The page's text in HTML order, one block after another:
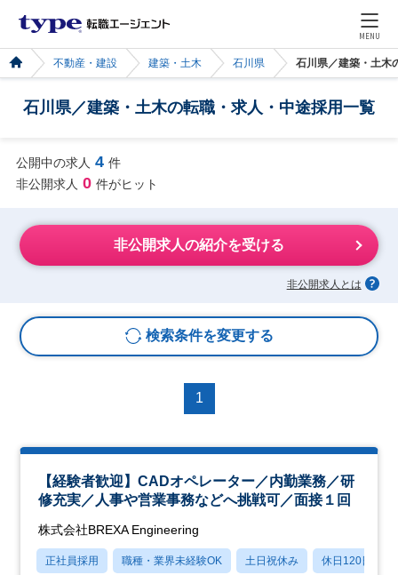
MENU
不動産・建設 建築・土木 石川県 石川県／建築・土木
石川県／建築・土木の転職・求人・中途採用一覧
公開中の求人 4 件
非公開求人 0 件がヒット
非公開求人の紹介を受ける
非公開求人とは
検索条件を変更する
1
【経験者歓迎】CADオペレーター／内勤業務／研
修充実／人事や営業事務などへ挑戦可／面接１回
株式会社BREXA Engineering
正社員採用 職種・業界未経験OK 土日祝休み 休日120日以上